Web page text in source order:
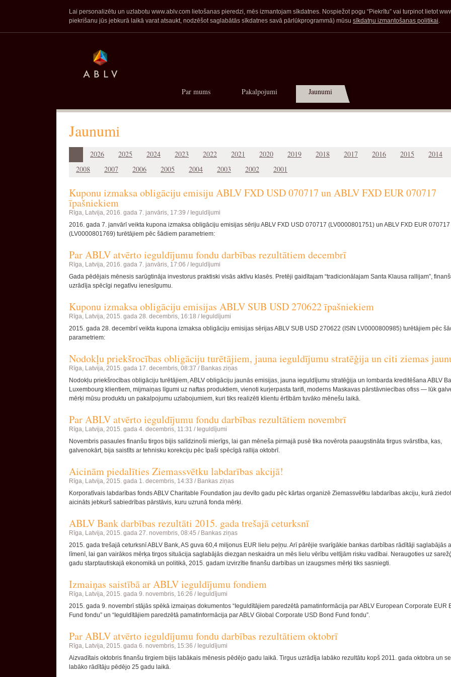
Lai personalizētu un uzlabotu www.ablv.com lietošanas pieredzi, mēs izmantojam sīkdatnes. Nospiežot pogu “Piekrītu” vai turpinot lietot
piekrišanu jūs jebkurā laikā varat atsaukt, nodzēšot saglabātās sīkdatnes savā pārlūkprogrammā) mūsu sīkdatņu izmantošanas politikai.
Par mums Pakalpojumi Jaunumi
Jaunumi
2026 2025 2024 2023 2022 2021 2020 2019 2018 2017 2016 2015 2014
2008
2007 2006 2005 2004 2003 2002 2001
Kuponu izmaksa obligāciju emisiju ABLV FXD USD 070717 un ABLV FXD EUR 070717
īpašniekiem
Rīga, Latvija, 2016. gada 7. janvāris, 17:39 / Ieguldījumi
2016. gada 7. janvārī veikta kupona izmaksa obligāciju emisijas sēriju ABLV FXD USD 070717 (LV0000801751) un ABLV FXD EUR 070717
(LV0000801769) turētājiem pēc šādiem parametriem:
Par ABLV atvērto ieguldījumu fondu darbības rezultātiem decembrī
Rīga, Latvija, 2016. gada 7. janvāris, 17:06 / Ieguldījumi
Gada pēdējais mēnesis sarūgtināja investorus praktiski visās aktīvu klasēs. Pretēji gaidītajam “tradicionālajam Santa Klausa rallijam”,
uzrādīja spēcīgi negatīvu ienesīgumu.
Kuponu izmaksa obligāciju emisijas ABLV SUB USD 270622 īpašniekiem
Rīga, Latvija, 2015. gada 28. decembris, 16:18 / Ieguldījumi
2015. gada 28. decembrī veikta kupona izmaksa obligāciju emisijas sērijas ABLV SUB USD 270622 (ISIN LV0000800985) turētājiem pēc
parametriem:
Nodokļu priekšrocības obligāciju turētājiem, jauna ieguldījumu stratēģija un citi ziemas
Rīga, Latvija, 2015. gada 17. decembris, 08:37 / Bankas ziņas
Nodokļu priekšrocības obligāciju turētājiem, ABLV obligāciju jaunās emisijas, jauna ieguldījumu stratēģija un lombarda kreditēšana ABLV
Luxembourg klientiem, mijmaiņas līgumi uz naftas produktiem, vienoti kurjerpasta tarifi, moderns Maskavas pārstāvniecības ofiss — lūk
mērķi mūsu produktu un pakalpojumu uzlabojumiem, kuri tiks realizēti klientu ērtībām tuvāko mēnešu laikā.
Par ABLV atvērto ieguldījumu fondu darbības rezultātiem novembrī
Rīga, Latvija, 2015. gada 4. decembris, 11:31 / Ieguldījumi
Novembris pasaules finanšu tirgos bijis salīdzinoši mierīgs, lai gan mēneša pirmajā pusē tika novērota paaugstināta tirgus svārstība, kas,
galvenokārt, bija saistīts ar tehnisku korekciju pēc īpaši spēcīgā rallija oktobrī.
Aicinām piedalīties Ziemassvētku labdarības akcijā!
Rīga, Latvija, 2015. gada 1. decembris, 14:33 / Bankas ziņas
Korporatīvais labdarības fonds ABLV Charitable Foundation jau devīto gadu pēc kārtas organizē Ziemassvētku labdarības akciju, kurā
aicināts jebkurš sabiedrības pārstāvis, kuru uzrunā fonda mērķi.
ABLV Bank darbības rezultāti 2015. gada trešajā ceturksnī
Rīga, Latvija, 2015. gada 27. novembris, 08:45 / Bankas ziņas
2015. gada trešajā ceturksnī ABLV Bank, AS guva 60,4 miljonus EUR lielu peļņu. Arī pārējie svarīgākie bankas darbības rādītāji saglabājās
līmenī, lai gan vairākos mērķa tirgos situācija saglabājās diezgan neskaidra un mēs lielu vērību veltījām risku vadībai. Neraugoties uz
gadu starptautiskajā ekonomikā un politikā, 2015. gadam izvirzītie finanšu darbības un izaugsmes mērķi tiks sasniegti.
Izmaiņas saistībā ar ABLV ieguldījumu fondiem
Rīga, Latvija, 2015. gada 9. novembris, 16:26 / Ieguldījumi
2015. gada 9. novembrī stājās spēkā izmaiņas dokumentos “Ieguldītājiem paredzētā pamatinformācija par ABLV European Corporate EUR
Fund fondu” un “Ieguldītājiem paredzētā pamatinformācija par ABLV Global Corporate USD Bond Fund fondu”.
Par ABLV atvērto ieguldījumu fondu darbības rezultātiem oktobrī
Rīga, Latvija, 2015. gada 6. novembris, 15:36 / Ieguldījumi
Aizvadītais oktobris finanšu tirgiem bijis labākais mēnesis pēdējo gadu laikā. Tirgus uzrādīja labāko rezultātu kopš 2011. gada oktobra un
labāko rādītāju pēdējo 25 gadu laikā.